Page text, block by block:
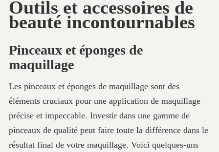
Outils et accessoires de
beauté incontournables
Pinceaux et éponges de
maquillage
Les pinceaux et éponges de maquillage sont des
éléments cruciaux pour une application de maquillage
précise et impeccable. Investir dans une gamme de
pinceaux de qualité peut faire toute la différence dans le
résultat final de votre maquillage. Voici quelques-uns